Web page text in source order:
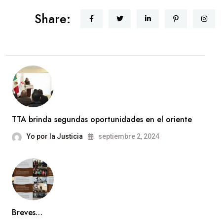
Share:
TTA brinda segundas oportunidades en el oriente
Yo por la Justicia septiembre 2, 2024
Breves…